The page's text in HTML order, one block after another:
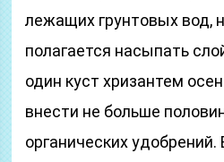
лежащих грунтовых вод,
полагается насыпать
один куст хризантем
внести не больше
органических удобрений.